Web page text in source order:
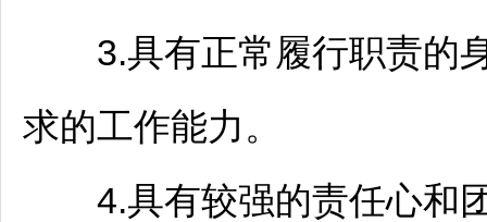
3.具有正常履行职责的身
求的工作能力。
4.具有较强的责任心和团